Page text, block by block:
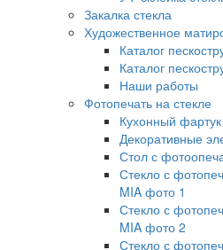
Закалка стекла
Художественное
Каталог
Каталог
Наши работы
Фотопечать на стекле
Кухонный
Декоративные
Стол с
Стекло с
MIA фото 1
Стекло с
MIA фото 2
Стекло с